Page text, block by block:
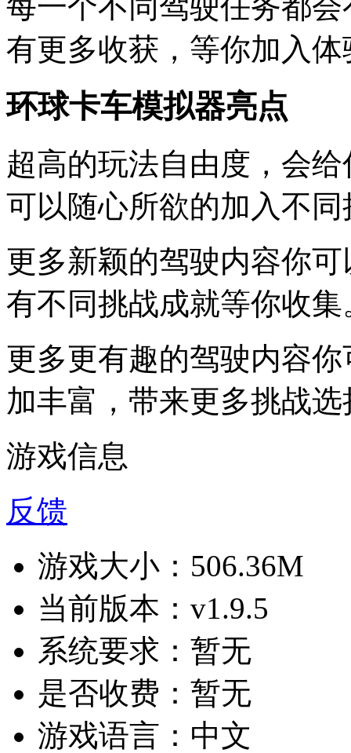
有更多收获，等你加入体
环球卡车模拟器亮点
超高的玩法自由度，会
可以随心所欲的加入不同
更多新颖的驾驶内容你
有不同挑战成就等你收集
更多更有趣的驾驶内容
加丰富，带来更多挑战选
游戏信息
反馈
游戏大小： 506.36M
当前版本： v1.9.5
系统要求： 暂无
是否收费： 暂无
游戏语言： 中文